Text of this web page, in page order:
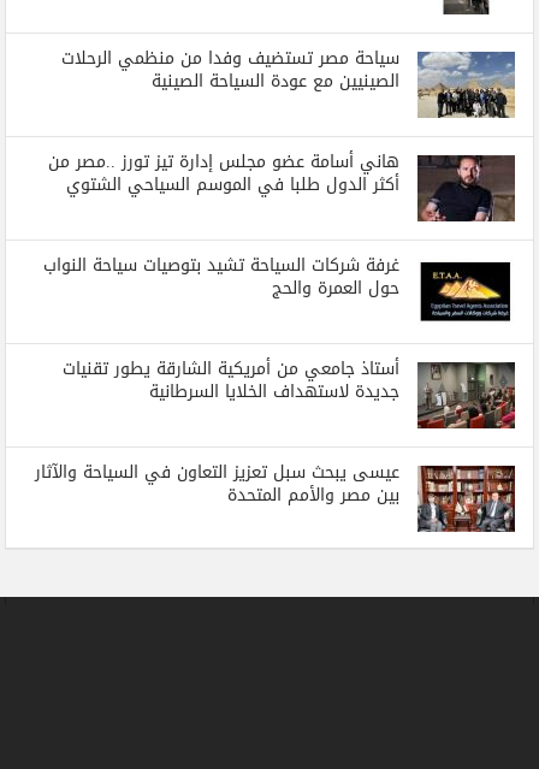
سياحة مصر تستضيف وفدا من منظمي الرحلات
الصينيين مع عودة السياحة الصينية
هاني أسامة عضو مجلس إدارة تيز تورز ..مصر من
أكثر الدول طلبا في الموسم السياحي الشتوي
غرفة شركات السياحة تشيد بتوصيات سياحة النواب
حول العمرة والحج
أستاذ جامعي من أمريكية الشارقة يطور تقنيات
جديدة لاستهداف الخلايا السرطانية
عيسى يبحث سبل تعزيز التعاون في السياحة والآثار
بين مصر والأمم المتحدة